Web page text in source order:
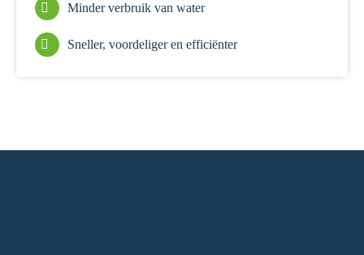
Minder verbruik van water
Sneller, voordeliger en efficiënter